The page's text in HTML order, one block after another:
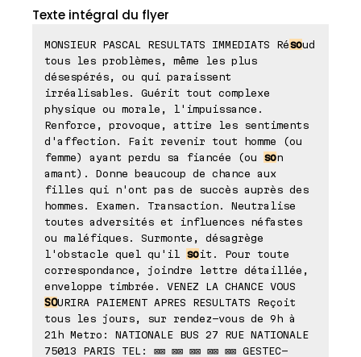
Texte intégral du flyer
MONSIEUR PASCAL RESULTATS IMMEDIATS Résoud
tous les problèmes, même les plus
désespérés, ou qui paraissent
irréalisables. Guérit tout complexe
physique ou morale, l'impuissance.
Renforce, provoque, attire les sentiments
d'affection. Fait revenir tout homme (ou
femme) ayant perdu sa fiancée (ou son
amant). Donne beaucoup de chance aux
filles qui n'ont pas de succès auprès des
hommes. Examen. Transaction. Neutralise
toutes adversités et influences néfastes
ou maléfiques. Surmonte, désagrège
l'obstacle quel qu'il soit. Pour toute
correspondance, joindre lettre détaillée,
enveloppe timbrée. VENEZ LA CHANCE VOUS
SOURIRA PAIEMENT APRES RESULTATS Reçoit
tous les jours, sur rendez-vous de 9h à
21h Metro: NATIONALE BUS 27 RUE NATIONALE
75013 PARIS TEL: ⊠⊠ ⊠⊠ ⊠⊠ ⊠⊠ ⊠⊠ GESTEC-